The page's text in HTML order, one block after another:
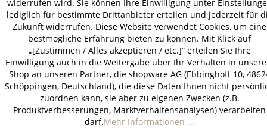
widerrufen wird. Sie können Ihre Einwilligung unter
lediglich für bestimmte Drittanbieter erteilen und jederzeit für
Zukunft widerrufen. Diese Website verwendet Cookies, um eine
bestmögliche Erfahrung bieten zu können. Mit Klick auf
„[Zustimmen / Alles akzeptieren / etc.]“ erteilen Sie Ihre
Einwilligung auch in die Weitergabe über Ihr Verhalten in
Shop an unseren Partner, die shopware AG (Ebbinghoff 10,
Schöppingen, Deutschland), die diese Daten Ihnen nicht
zuordnen kann, sie aber zu eigenen Zwecken (z.B.
Produktverbesserungen, Marktverhaltensanalysen) verarbeiten
darf.Mehr Informationen ...